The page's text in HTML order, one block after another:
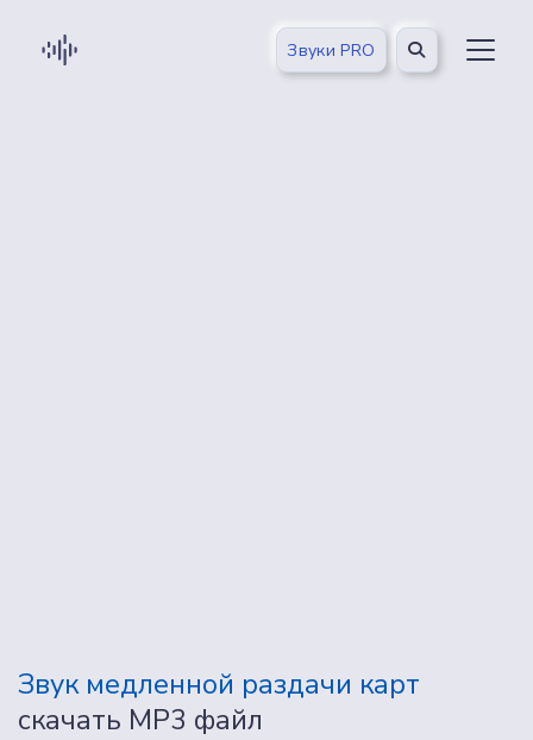
Звуки PRO
Звук медленной раздачи карт
скачать MP3 файл